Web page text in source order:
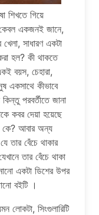
শিখতে গিয়ে
কেবল একজনই জানে,
খেলা, সাধারণ একটা
হল? কী থাকতে
বয়স, চেহারা,
একসাথে কীভাবে
পরবর্তীতে জানা
কবর দেয়া হয়েছে
কে? আবার অন্য
তার বেঁচে থাকার
তার বেঁচে থাকা
একটা ডিশের উপর
বইটি ।
লোকটা, সিংগুলারিটি